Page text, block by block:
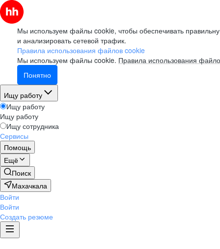
Мы используем файлы cookie, чтобы обеспечивать
и анализировать сетевой трафик.
Правила использования файлов cookie
Мы используем файлы cookie. Правила использования
Понятно
Ищу работу
Ищу работу
Ищу работу
Ищу сотрудника
Сервисы
Помощь
Ещё
Поиск
Махачкала
Войти
Войти
Создать резюме